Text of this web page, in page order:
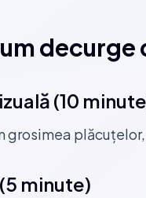
(10
grosimea
minute)